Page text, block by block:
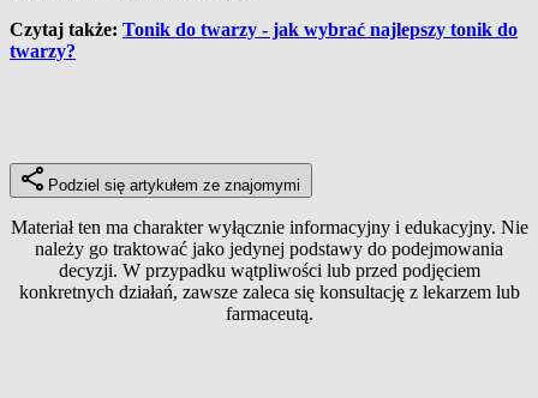
Czytaj także: Tonik do twarzy - jak wybrać najlepszy tonik do
twarzy?
Podziel się artykułem ze znajomymi
Materiał ten ma charakter wyłącznie informacyjny i edukacyjny. Nie
należy go traktować jako jedynej podstawy do podejmowania
decyzji. W przypadku wątpliwości lub przed podjęciem
konkretnych działań, zawsze zaleca się konsultację z lekarzem lub
farmaceutą.